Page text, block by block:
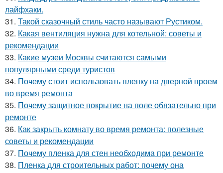
лайфхаки.
31. Такой сказочный стиль часто называют Рустиком.
32. Какая вентиляция нужна для котельной: советы и
рекомендации
33. Какие музеи Москвы считаются самыми
популярными среди туристов
34. Почему стоит использовать пленку на дверной проем
во время ремонта
35. Почему защитное покрытие на поле обязательно при
ремонте
36. Как закрыть комнату во время ремонта: полезные
советы и рекомендации
37. Почему пленка для стен необходима при ремонте
38. Пленка для строительных работ: почему она